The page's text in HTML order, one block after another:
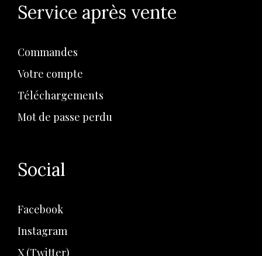
Service après vente
Commandes
Votre compte
Téléchargements
Mot de passe perdu
Social
Facebook
Instagram
X (Twitter)